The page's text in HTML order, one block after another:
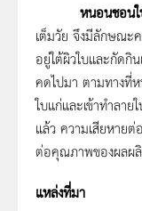
หนอนชอน
เต็มวัย จึงมีลักษณะ
อยู่ใต้ผิวใบและกัดกิ
คดไปมา ตามทางที่
ใบแก่และเข้าทำลา
แล้ว ความเสียหาย
ต่อคุณภาพของผลผ
แหล่งที่มา